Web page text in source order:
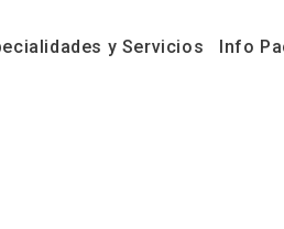
y Servicios Info